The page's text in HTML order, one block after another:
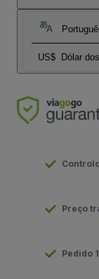
US$ Dólar
Preço
Pedido